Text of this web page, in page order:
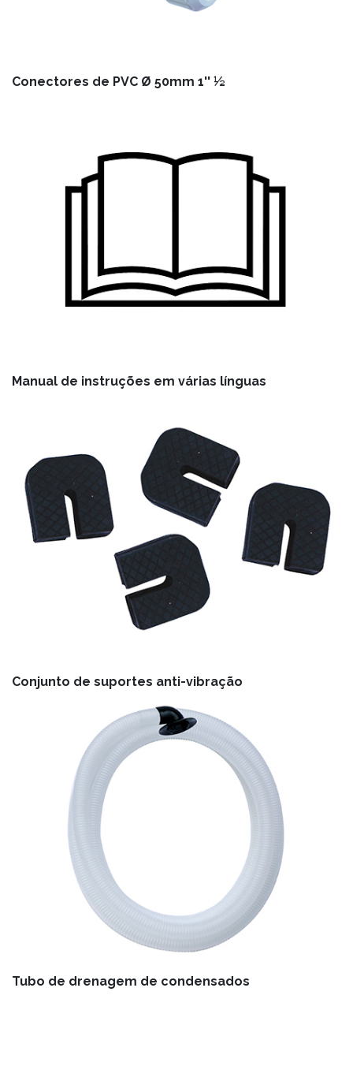
Conectores de PVC Ø 50mm 1'' ½
Manual de instruções em várias línguas
Conjunto de suportes anti-vibração
Tubo de drenagem de condensados